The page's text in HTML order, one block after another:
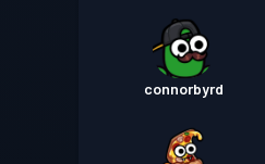
connorbyrd